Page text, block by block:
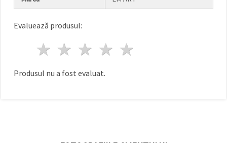
făcând clic
pe butonul
Аcceptati
Setări
Evaluează produsul:
4 stele
3 stele
2 stele
1 stea
Produsul nu a fost evaluat.